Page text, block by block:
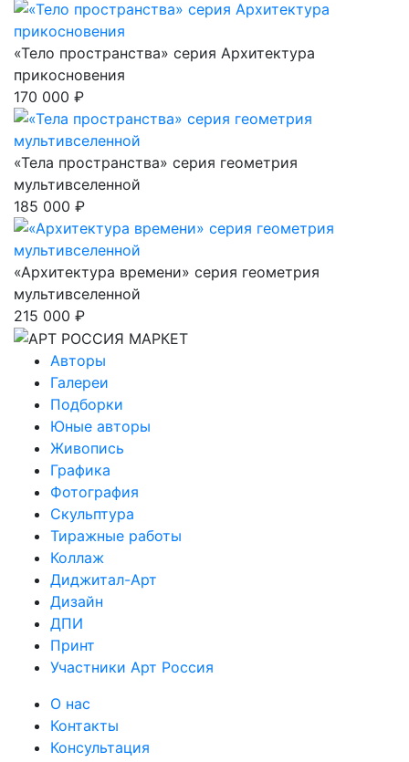
«Тело пространства» серия Архитектура
прикосновения
170 000 ₽
«Тела пространства» серия геометрия
мультивселенной
185 000 ₽
«Архитектура времени» серия геометрия
мультивселенной
215 000 ₽
Авторы
Галереи
Подборки
Юные авторы
Живопись
Графика
Фотография
Скульптура
Тиражные работы
Коллаж
Диджитал-Арт
Дизайн
ДПИ
Принт
Участники Арт Россия
О нас
Контакты
Консультация